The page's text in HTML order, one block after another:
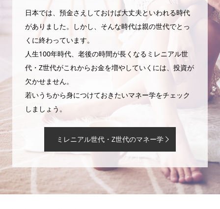
日本では、預金さえしておけば大丈夫といわれる時代
がありました。しかし、そんな時代は親の世代でとっ
くに終わっています。
人生100年時代、老後の時間が長くなるミレニアル世
代・Z世代がこれからお金を増やしていくには、投資が
欠かせません。
若いうちから身につけておきたいマネー学をチェック
しましょう。
ミレニアル世代・Z世代のマネー学